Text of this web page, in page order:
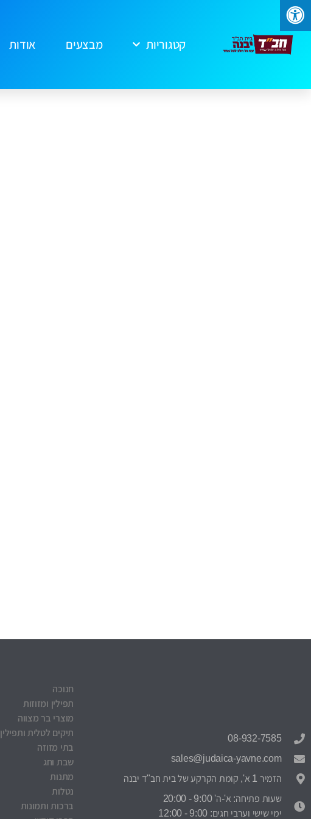
קטגוריות מבצעים אודות
08-932-7585
sales@judaica-yavne.com
הזמיר 1 א', קומת הקרקע של בית חב"ד יבנה
שעות פתיחה: א'-ה' 9:00 - 20:00
ימי שישי וערבי חגים: 9:00 - 12:00
חנוכה
תפילין ומזוזות
מוצרי בר מצווה
תיקים לטלית ותפילין
בתי מזוזה
שבת וחג
מתנות
נטלות
ברכות ותמונות